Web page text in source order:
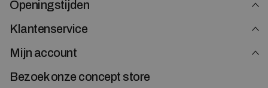
Openingstijden
Klantenservice
Mijn account
Bezoek onze concept store